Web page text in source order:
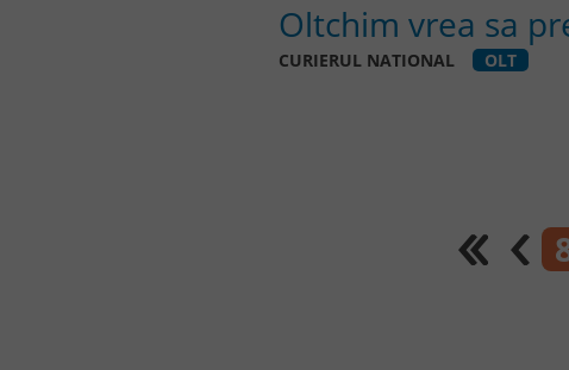
Oltchim vrea sa
CURIERUL NATIONAL OLT